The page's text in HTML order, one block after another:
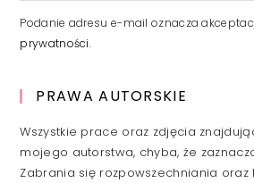
Podanie adresu e-mail oznacza
prywatności.
PRAWA AUTORSKIE
Wszystkie prace oraz zdjęcia
mojego autorstwa, chyba, że
Zabrania się rozpowszechniania